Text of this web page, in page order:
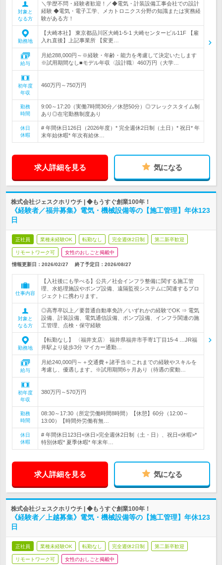
対象と
なる方
＼学歴不問・経験者歓迎！／◆電気・計装設備工事会社での設計
経験 ◆電気・電子工学、メカトロニクス分野の知識または実務経
験がある方！
勤務地
【大崎本社】 東京都品川区大崎1-5-1 大崎センタービル11F 【雇
入れ直後】上記事業所 【変更…
給与
月給288,000円～※経験・年齢・能力を考慮して決定いたします
※試用期間なし■モデル年収〈設計職〉460万円（大学…
初年度
年収
460万円～750万円
勤務
時間
9:00～17:20（実働7時間30分／休憩50分）◎フレックスタイム制
あり◎在宅勤務制度あり
休日
休暇
# 年間休日126日（2026年度）* 完全週休2日制（土日）* 祝日* 年
末年始休暇* 年次有給休…
求人詳細を見る 気になる
株式会社ジェスクホリウチ | ◆もうすぐ創業100年！
《経験者／福井募集》電気・機械設備等の【施工管理】年休123
日
正社員 業種未経験OK 転勤なし 完全週休2日制 第二新卒歓迎
リモートワーク可 女性のおしごと掲載中
情報更新日：2026/02/27 終了予定日： 2026/08/27
仕事内容
【入社後にも学べる】公共／社会インフラ整備に関する施工管
理、水処理施設やポンプ設備、遠隔監視システムに関連するプロ
ジェクトに携わります。
対象と
なる方
◎高専卒以上／要普通自動車免許／いずれかの経験でOK ⇒ 電気
設備、計装設備、電気通信設備、ポンプ設備、インフラ関連の施
工管理、点検・保守経験
勤務地
【転勤なし】 〈福井支店〉 福井県福井市手寄1丁目15-4 …JR福
井駅より徒歩3分 マイカー通勤…
給与
月給240,000円～＋交通費＋諸手当※これまでの経験やスキルを
考慮し、優遇します。※試用期間6ヶ月あり（待遇の変動…
初年度
年収
380万円～570万円
勤務
時間
08:30～17:30（所定労働時間8時間）【休憩】60分（12:00～
13:00）【時間外労働有無…
休日
休暇
# 年間休日123日<休日>完全週休2日制（土・日）、祝日<休暇>*
特別休暇* 夏季休暇* 年末年…
求人詳細を見る 気になる
株式会社ジェスクホリウチ | ◆もうすぐ創業100年！
《経験者／上越募集》電気・機械設備等の【施工管理】年休123
日
正社員 業種未経験OK 転勤なし 完全週休2日制 第二新卒歓迎
リモートワーク可 女性のおしごと掲載中